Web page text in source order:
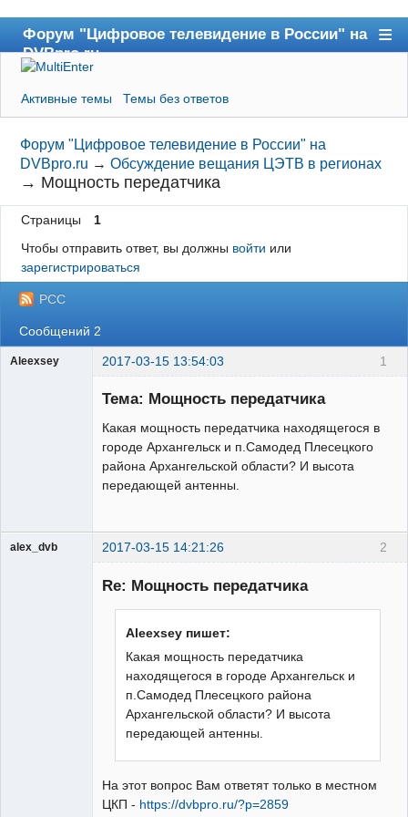
Форум "Цифровое телевидение в России" на
DVBpro.ru
Форум
Сайт DVBpro.ru
Поиск
Регистрация
Вход
Активные темы Темы без ответов
Форум "Цифровое телевидение в России" на
DVBpro.ru →Обсуждение вещания ЦЭТВ в регионах
→ Мощность передатчика
Страницы
1
Чтобы отправить ответ, вы должны войти или
зарегистрироваться
РСС
Сообщений 2
1
Aleexsey 2017-03-15 13:54:03
Тема: Мощность передатчика
Какая мощность передатчика находящегося в
городе Архангельск и п.Самодед Плесецкого
района Архангельской области? И высота
передающей антенны.
2
alex_dvb 2017-03-15 14:21:26
Re: Мощность передатчика
Aleexsey пишет:
Какая мощность передатчика
находящегося в городе Архангельск и
п.Самодед Плесецкого района
Архангельской области? И высота
передающей антенны.
На этот вопрос Вам ответят только в местном
ЦКП - https://dvbpro.ru/?p=2859